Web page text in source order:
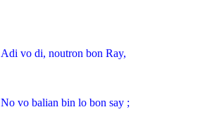
Adi vo di, noutron bon Ray,
No vo balian bin lo bon say ;